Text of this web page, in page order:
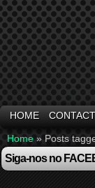
HOME
Home » Posts
Siga-nos no